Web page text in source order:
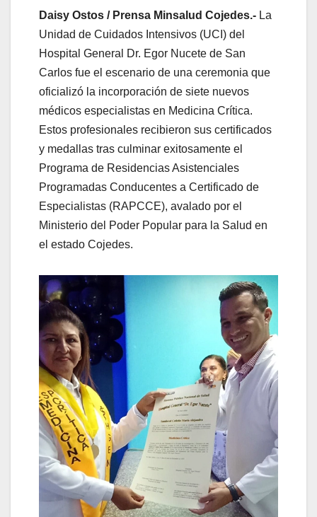
Daisy Ostos / Prensa Minsalud Cojedes.- La
Unidad de Cuidados Intensivos (UCI) del
Hospital General Dr. Egor Nucete de San
Carlos fue el escenario de una ceremonia que
oficializó la incorporación de siete nuevos
médicos especialistas en Medicina Crítica.
Estos profesionales recibieron sus certificados
y medallas tras culminar exitosamente el
Programa de Residencias Asistenciales
Programadas Conducentes a Certificado de
Especialistas (RAPCCE), avalado por el
Ministerio del Poder Popular para la Salud en
el estado Cojedes.